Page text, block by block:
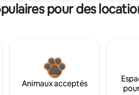
pour des
Animaux acceptés